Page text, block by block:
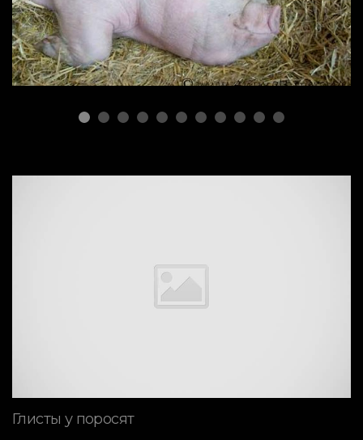
ПОРОДЫ СВИНЕЙ
Породы
Глисты у поросят